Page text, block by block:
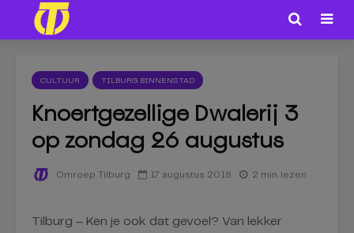
CULTUUR TILBURG BINNENSTAD
Knoertgezellige Dwalerij 3
op zondag 26 augustus
Omroep Tilburg 17 augustus 2018 2 min. lezen
Tilburg – Ken je ook dat gevoel? Van lekker